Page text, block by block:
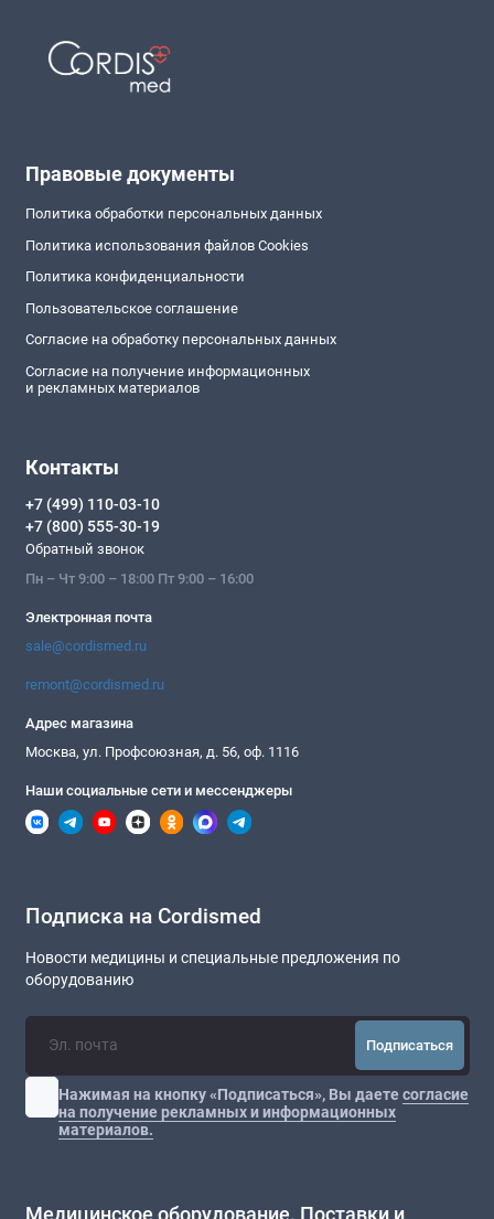
Правовые документы
Политика обработки персональных данных
Политика использования файлов Cookies
Политика конфиденциальности
Пользовательское соглашение
Согласие на обработку персональных данных
Согласие на получение информационных
и рекламных материалов
Контакты
+7 (499) 110-03-10
+7 (800) 555-30-19
Обратный звонок
Пн – Чт 9:00 – 18:00 Пт 9:00 – 16:00
Электронная почта
sale@cordismed.ru
remont@cordismed.ru
Адрес магазина
Москва, ул. Профсоюзная, д. 56, оф. 1116
Наши социальные сети и мессенджеры
Подписка на Cordismed
Новости медицины и специальные предложения по
оборудованию
Подписаться
Нажимая на кнопку «Подписаться», Вы даетесогласие
на получение рекламных и информационных
материалов.
Медицинское оборудование. Поставки и